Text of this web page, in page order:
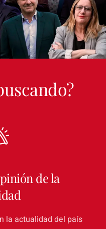
de la
la actualidad del país